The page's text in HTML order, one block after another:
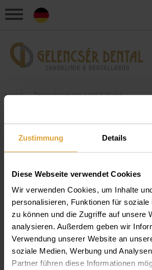
Zustimmung Details
Diese Webseite verwendet Cookies
Wir verwenden Cookies, um Inhalte
personalisieren, Funktionen für soziale
zu können und die Zugriffe auf unsere
analysieren. Außerdem geben wir
Verwendung unserer Website an
soziale Medien, Werbung und
Partner führen diese Informationen
Home › Zahnschmerzen nach Füllung
Artikel zum
Füllung"
Durch kranke Zähne
Beschwerden und was
tun können
Wussten Sie, dass Karies der Auslöser
Folgeerkrankungen sein kann? Nicht nur
verantwortlich!